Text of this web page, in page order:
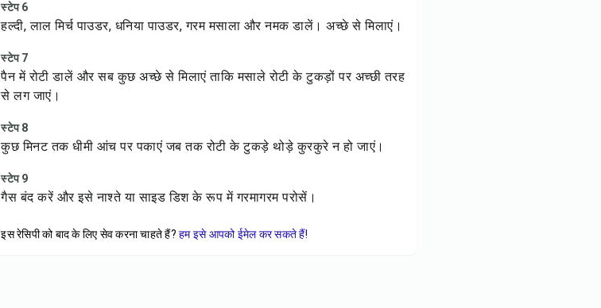
स्टेप 6
हल्दी, लाल मिर्च पाउडर, धनिया पाउडर, गरम मसाला और नमक डालें। अच्छे से मिलाएं।
स्टेप 7
पैन में रोटी डालें और सब कुछ अच्छे से मिलाएं ताकि मसाले रोटी के टुकड़ों पर अच्छी तरह
से लग जाएं।
स्टेप 8
कुछ मिनट तक धीमी आंच पर पकाएं जब तक रोटी के टुकड़े थोड़े कुरकुरे न हो जाएं।
स्टेप 9
गैस बंद करें और इसे नाश्ते या साइड डिश के रूप में गरमागरम परोसें।
इस रेसिपी को बाद के लिए सेव करना चाहते हैं? हम इसे आपको ईमेल कर सकते हैं!